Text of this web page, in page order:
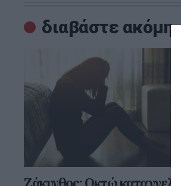
διαβάστε ακόμη
Ζάκυνθος: Οκτώ καταγγελίες